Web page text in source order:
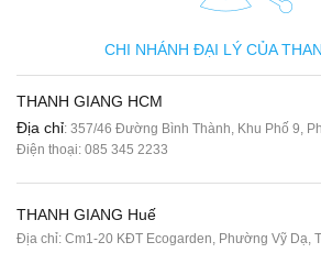
CHI NHÁNH ĐẠI LÝ CỦA
THANH GIANG HCM
Địa chỉ: 357/46 Đường Bình Thành, Khu Phố 9,
Điện thoại: 085 345 2233
THANH GIANG Huế
Địa chỉ: Cm1-20 KĐT Ecogarden, Phường Vỹ Dạ,